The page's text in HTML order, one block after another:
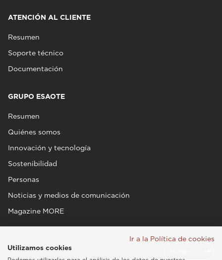
ATENCIÓN AL CLIENTE
Resumen
Soporte técnico
Documentación
GRUPO ESAOTE
Resumen
Quiénes somos
Innovación y tecnología
Sostenibilidad
Personas
Noticias y medios de comunicación
Magazine MORE
Ir a la Política de cookies
Utilizamos cookies